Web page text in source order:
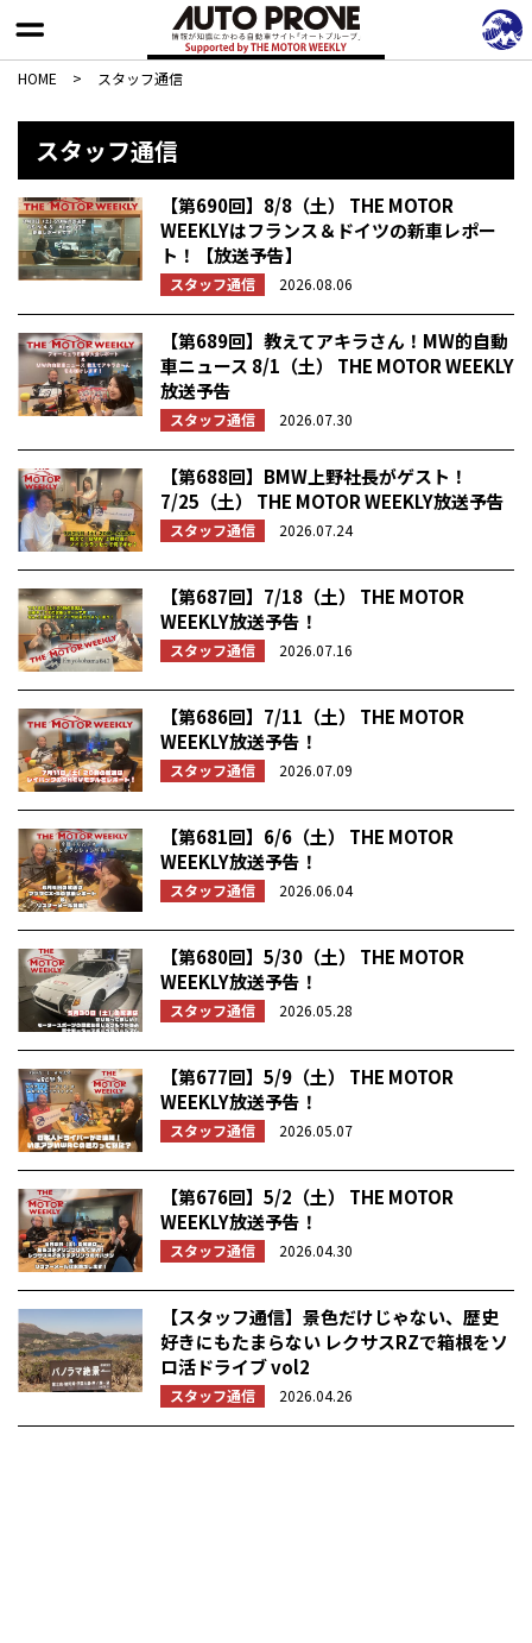
HOME > スタッフ通信
スタッフ通信
【第690回】8/8（土） THE MOTOR
WEEKLYはフランス＆ドイツの新車レポー
ト！【放送予告】
スタッフ通信 2026.08.06
【第689回】教えてアキラさん！MW的自動
車ニュース 8/1（土） THE MOTOR WEEKLY
放送予告
スタッフ通信 2026.07.30
【第688回】BMW上野社長がゲスト！
7/25（土） THE MOTOR WEEKLY放送予告
スタッフ通信 2026.07.24
【第687回】7/18（土） THE MOTOR
WEEKLY放送予告！
スタッフ通信 2026.07.16
【第686回】7/11（土） THE MOTOR
WEEKLY放送予告！
スタッフ通信 2026.07.09
【第681回】6/6（土） THE MOTOR
WEEKLY放送予告！
スタッフ通信 2026.06.04
【第680回】5/30（土） THE MOTOR
WEEKLY放送予告！
スタッフ通信 2026.05.28
【第677回】5/9（土） THE MOTOR
WEEKLY放送予告！
スタッフ通信 2026.05.07
【第676回】5/2（土） THE MOTOR
WEEKLY放送予告！
スタッフ通信 2026.04.30
【スタッフ通信】景色だけじゃない、歴史
好きにもたまらない レクサスRZで箱根をソ
ロ活ドライブ vol2
スタッフ通信 2026.04.26